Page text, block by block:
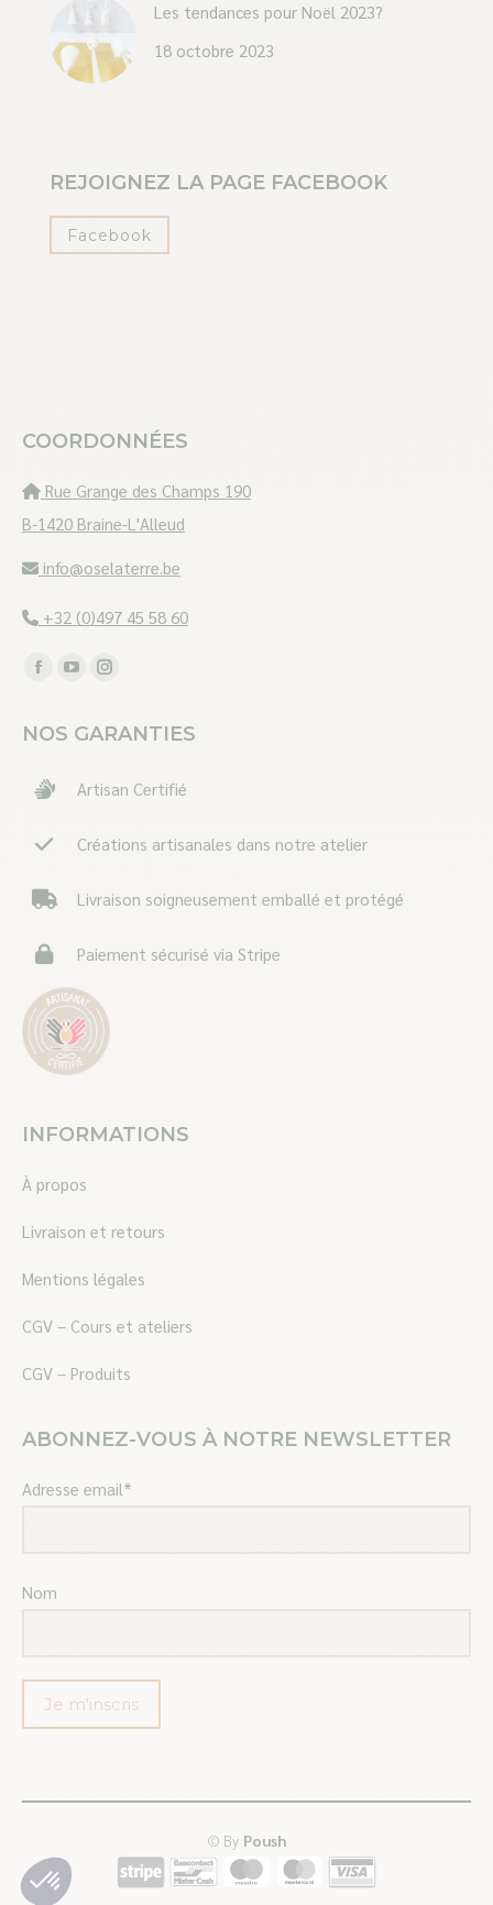
Les tendances pour Noël 2023?
18 octobre 2023
REJOIGNEZ LA PAGE FACEBOOK
Facebook
COORDONNÉES
Rue Grange des Champs 190
B-1420 Braine-L'Alleud
info@oselaterre.be
+32 (0)497 45 58 60
Trouvez nous sur :
Facebook
opens
new
YouTube
opens
new
Instagram
opens
new
NOS GARANTIES
Artisan Certifié
Créations artisanales dans notre atelier
Livraison soigneusement emballé et protégé
Paiement sécurisé via Stripe
INFORMATIONS
À propos
Livraison et retours
Mentions légales
CGV – Cours et ateliers
CGV – Produits
ABONNEZ-VOUS À NOTRE NEWSLETTER
Adresse email*
Nom
© By Poush